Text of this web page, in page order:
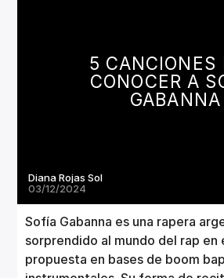
Invencible Radio
5 CANCIONES
CONOCER A
GABANNA
Diana Rojas Sol
03/12/2024
Sofía Gabanna es una rapera
sorprendido al mundo del rap en
propuesta en bases de boom